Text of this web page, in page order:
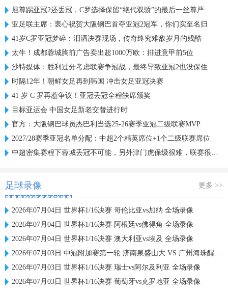
屈尊踢亚冠2还丢冠，C罗选择保留“绝代双骄”的最后一丝尊严
亚足联主席：衷心祝贺大阪钢巴首夺亚冠2冠军，你们实至名归
41岁C罗亚冠梦碎：泪洒决赛现场，传奇终究难敌岁月的残酷
太牛！成都蓉城胸前广告卖出超1000万欧：排进意甲前5位
沙特媒体：胜利过分考虑联赛争冠战，最终导致亚冠2也没保住
时隔12年！朝鲜女足再到韩国 冲击女足亚冠决赛
41 岁 C 罗再惹争议！亚冠丢冠全程缺席颁奖
目标亚运会 中国女足新老交替进行时
官方：大阪钢巴球员杰巴利当选25-26赛季亚冠二级联赛MVP
2027/28赛季亚冠名单分配：中超2个精英席位+1个二级联赛席位
中超密集赛程下蓉城丢冠不可能，另外津门虎保级很难，联赛很无聊
足球录像 更多 >>
2026年07月04日 世界杯1/16决赛 哥伦比亚vs加纳 全场录像
2026年07月04日 世界杯1/16决赛 阿根廷vs佛得角 全场录像
2026年07月04日 世界杯1/16决赛 澳大利亚vs埃及 全场录像
2026年07月03日 中冠附加赛第一轮 济南泉盛山大 VS 广州海珠醒派 全场录像
2026年07月03日 世界杯1/16决赛 瑞士vs阿尔及利亚 全场录像
2026年07月03日 世界杯1/16决赛 葡萄牙vs克罗地亚 全场录像